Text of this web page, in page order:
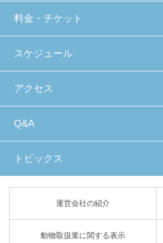
料金・チケット
スケジュール
アクセス
Q&A
トピックス
運営会社の紹介
動物取扱業に関する表示